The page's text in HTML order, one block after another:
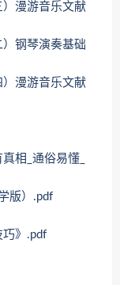
漫游音乐文献
钢琴演奏基础
漫游音乐文献
相_通俗易懂_
版）.pdf
》.pdf